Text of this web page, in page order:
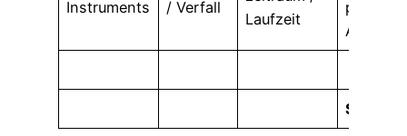
Instruments
/ Verfall
Laufzeit
Summe